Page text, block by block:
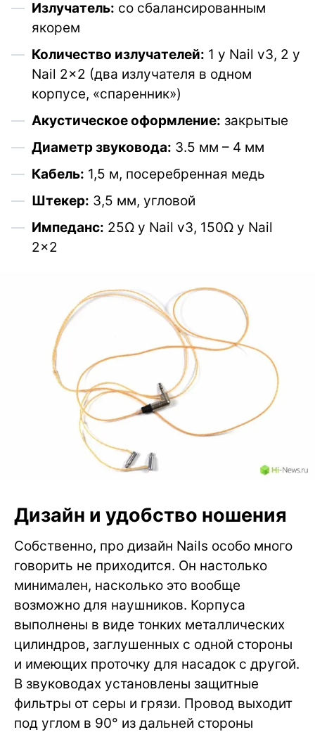
Излучатель: со сбалансированным
якорем
Количество излучателей: 1 у Nail v3, 2 у
Nail 2×2 (два излучателя в одном
корпусе, «спаренник»)
Акустическое оформление: закрытые
Диаметр звуковода: 3.5 мм – 4 мм
Кабель: 1,5 м, посеребренная медь
Штекер: 3,5 мм, угловой
Импеданс: 25Ω у Nail v3, 150Ω у Nail
2×2
Дизайн и удобство ношения
Собственно, про дизайн Nails особо много
говорить не приходится. Он настолько
минимален, насколько это вообще
возможно для наушников. Корпуса
выполнены в виде тонких металлических
цилиндров, заглушенных с одной стороны
и имеющих проточку для насадок с другой.
В звуководах установлены защитные
фильтры от серы и грязи. Провод выходит
под углом в 90° из дальней стороны